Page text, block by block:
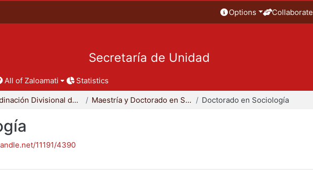
Options Collaborate
Secretaría de Unidad
All of Zaloamati Statistics
Coordinación Divisional de Posgrado Maestría y Doctorado en Sociología Doctorado en Sociología
11191/4390